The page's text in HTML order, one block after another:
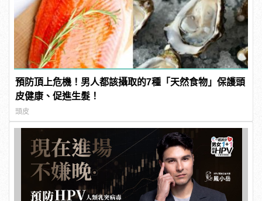
預防頂上危機！男人都該攝取的7種「天然食物」保護頭
皮健康、促進生髮！
頭皮